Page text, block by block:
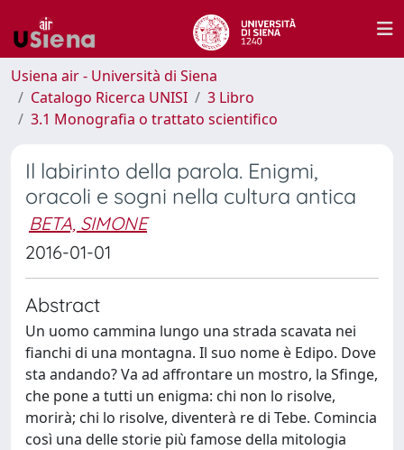
Usiena air - Università di Siena
Catalogo Ricerca UNISI
3 Libro
3.1 Monografia o trattato scientifico
Il labirinto della parola. Enigmi,
oracoli e sogni nella cultura antica
BETA, SIMONE
2016-01-01
Abstract
Un uomo cammina lungo una strada scavata nei
fianchi di una montagna. Il suo nome è Edipo. Dove
sta andando? Va ad affrontare un mostro, la Sfinge,
che pone a tutti un enigma: chi non lo risolve,
morirà; chi lo risolve, diventerà re di Tebe. Comincia
così una delle storie più famose della mitologia